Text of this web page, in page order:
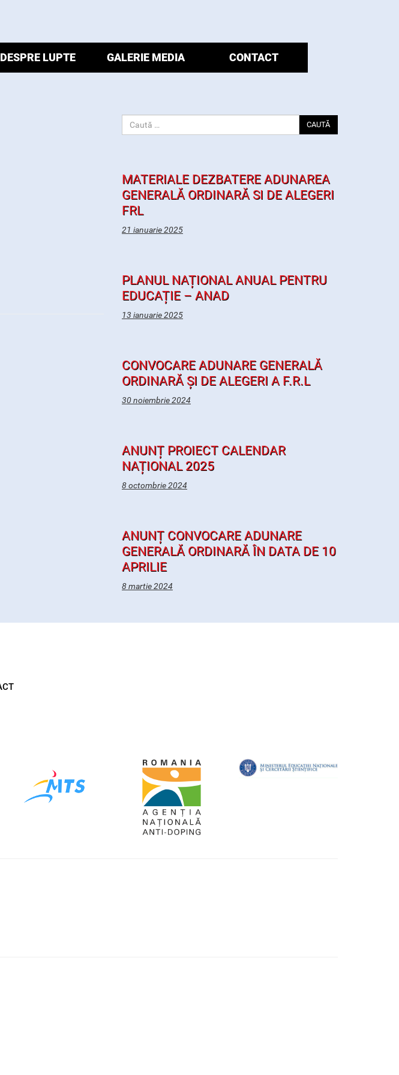
DESPRE LUPTE GALERIE MEDIA CONTACT
CAUTĂ
MATERIALE DEZBATERE ADUNAREA
GENERALĂ ORDINARĂ SI DE ALEGERI
FRL
21 ianuarie 2025
PLANUL NAȚIONAL ANUAL PENTRU
EDUCAȚIE – ANAD
13 ianuarie 2025
CONVOCARE ADUNARE GENERALĂ
ORDINARĂ ȘI DE ALEGERI A F.R.L
30 noiembrie 2024
ANUNȚ PROIECT CALENDAR
NAȚIONAL 2025
8 octombrie 2024
ANUNȚ CONVOCARE ADUNARE
GENERALĂ ORDINARĂ ÎN DATA DE 10
APRILIE
8 martie 2024